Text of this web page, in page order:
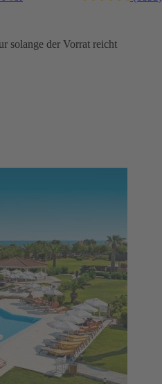
solange der Vorrat reicht